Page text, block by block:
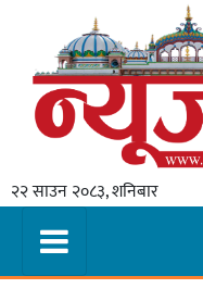
२२ साउन २०८३, शनिबार
गृहपृष्ठ
स्थानीय
प्रदेश